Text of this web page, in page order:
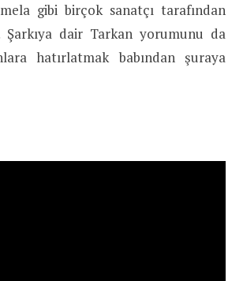
gibi birçok sanatçı tarafından
Şarkıya dair Tarkan yorumunu da
hatırlatmak babından şuraya